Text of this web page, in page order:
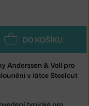
DO KOŠÍKU
Anderssen & Voll pro
v látce Steelcut